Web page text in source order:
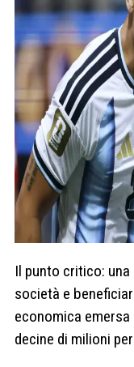
Il punto critico:
società e
economica
decine di milioni